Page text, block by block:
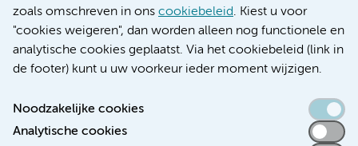
zoals omschreven in ons cookiebeleid. Kiest u voor
"cookies weigeren", dan worden alleen nog functionele en
analytische cookies geplaatst. Via het cookiebeleid (link in
de footer) kunt u uw voorkeur ieder moment wijzigen.
Noodzakelijke cookies
Analytische cookies
Verwijzen & diagnostiek
Toegankelijkheidsverklaring